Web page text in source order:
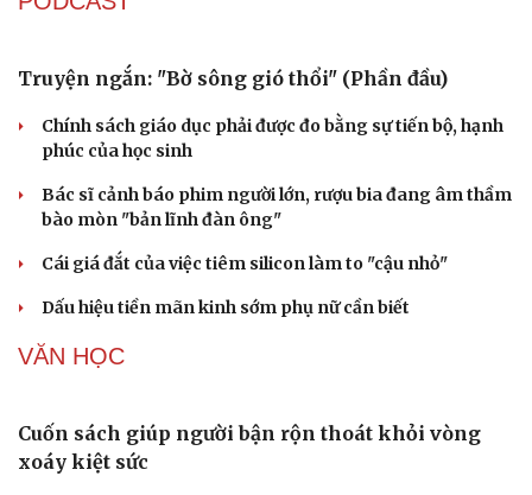
"phòng thân"
nghiệp đi vòng
Thí điểm phường XHCN Lào Cai: Khi chính quyền xoay
sở thủ tục thay doanh nghiệp
Đà Nẵng: Phát hiện và xử lý vụ kinh doanh lô than hoạt
tính nhập lậu
lồng năm 2026
Bài toán hút vốn, không chỉ là chuyển đổi xanh